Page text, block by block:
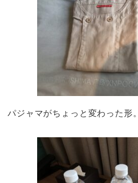
パジャマがちょっと変わった形。